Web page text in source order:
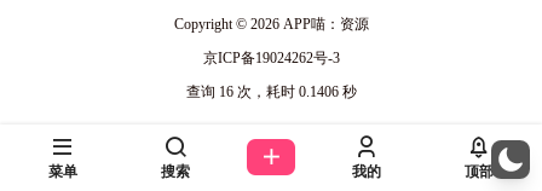
Copyright © 2026APP喵：资源
京ICP备19024262号-3
查询 16 次，耗时 0.1406 秒
菜单 搜索 我的 顶部